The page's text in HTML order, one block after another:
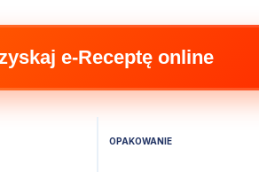
e-Receptę online
OPAKOWANIE